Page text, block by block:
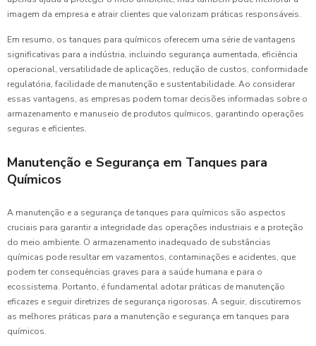
imagem da empresa e atrair clientes que valorizam práticas responsáveis.
Em resumo, os tanques para químicos oferecem uma série de vantagens
significativas para a indústria, incluindo segurança aumentada, eficiência
operacional, versatilidade de aplicações, redução de custos, conformidade
regulatória, facilidade de manutenção e sustentabilidade. Ao considerar
essas vantagens, as empresas podem tomar decisões informadas sobre o
armazenamento e manuseio de produtos químicos, garantindo operações
seguras e eficientes.
Manutenção e Segurança em Tanques para
Químicos
A manutenção e a segurança de tanques para químicos são aspectos
cruciais para garantir a integridade das operações industriais e a proteção
do meio ambiente. O armazenamento inadequado de substâncias
químicas pode resultar em vazamentos, contaminações e acidentes, que
podem ter consequências graves para a saúde humana e para o
ecossistema. Portanto, é fundamental adotar práticas de manutenção
eficazes e seguir diretrizes de segurança rigorosas. A seguir, discutiremos
as melhores práticas para a manutenção e segurança em tanques para
químicos.